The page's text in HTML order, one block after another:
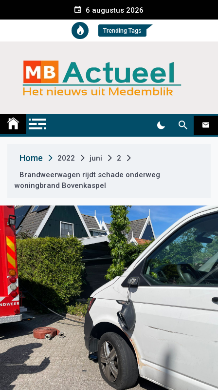
e
t
6 augustus 2026
Trending Tags
Medemblik Actueel
Home 2022 juni
2
Brandweerwagen rijdt schade onderweg
woningbrand Bovenkaspel